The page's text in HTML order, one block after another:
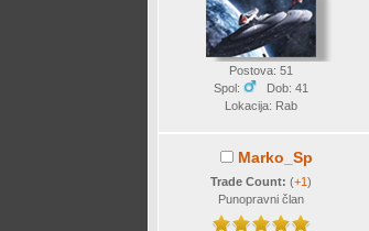
Postova: 51
Spol:
Dob: 41
Lokacija: Rab
Marko_Sp
Trade Count:(+1)
Punopravni član